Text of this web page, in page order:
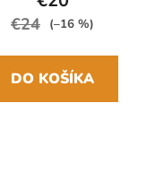
€24 (–16 %)
DO KOŠÍKA